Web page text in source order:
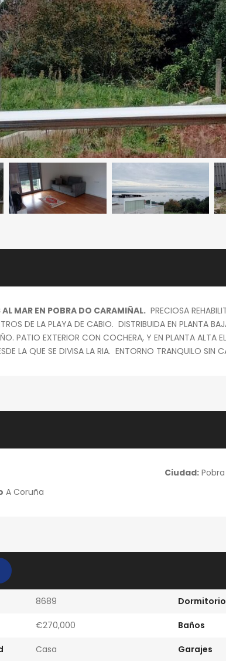
MAR EN POBRA DO CARAMIÑAL. PRECIOSA
DE LA PLAYA DE CABIO. DISTRIBUIDA EN PLANTA
PATIO EXTERIOR CON COCHERA, Y EN PLANTA ALTA
LA QUE SE DIVISA LA RIA. ENTORNO TRANQUILO SIN
A Coruña
Ciudad:
8689
€270,000
Casa
Baños
Garajes